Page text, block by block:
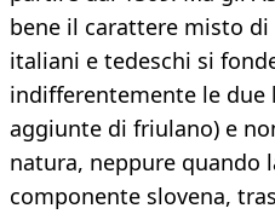
bene il carattere misto
italiani e tedeschi si
indifferentemente le due
aggiunte di friulano) e
natura, neppure quando
componente slovena,